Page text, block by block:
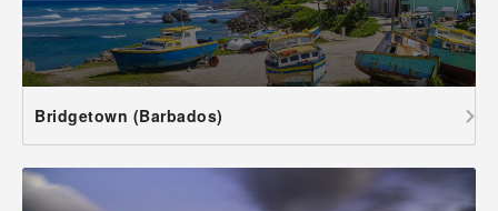
Bridgetown (Barbados)